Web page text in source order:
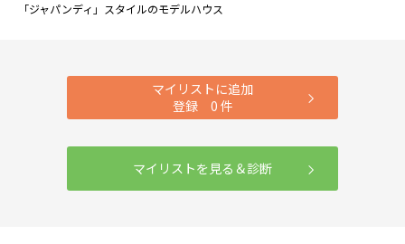
「ジャパンディ」スタイルのモデルハウス
マイリストに追加
登録 0 件
マイリストを見る＆診断